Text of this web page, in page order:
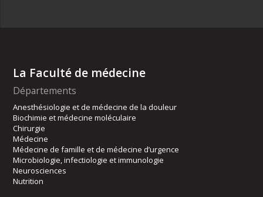
La Faculté de médecine
Départements
Anesthésiologie et de médecine de la douleur
Biochimie et médecine moléculaire
Chirurgie
Médecine
Médecine de famille et de médecine d’urgence
Microbiologie, infectiologie et immunologie
Neurosciences
Nutrition